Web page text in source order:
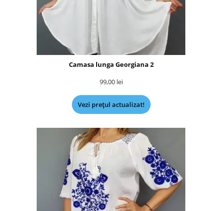
Camasa lunga Georgiana 2
99,00 lei
Vezi prețul actualizat!